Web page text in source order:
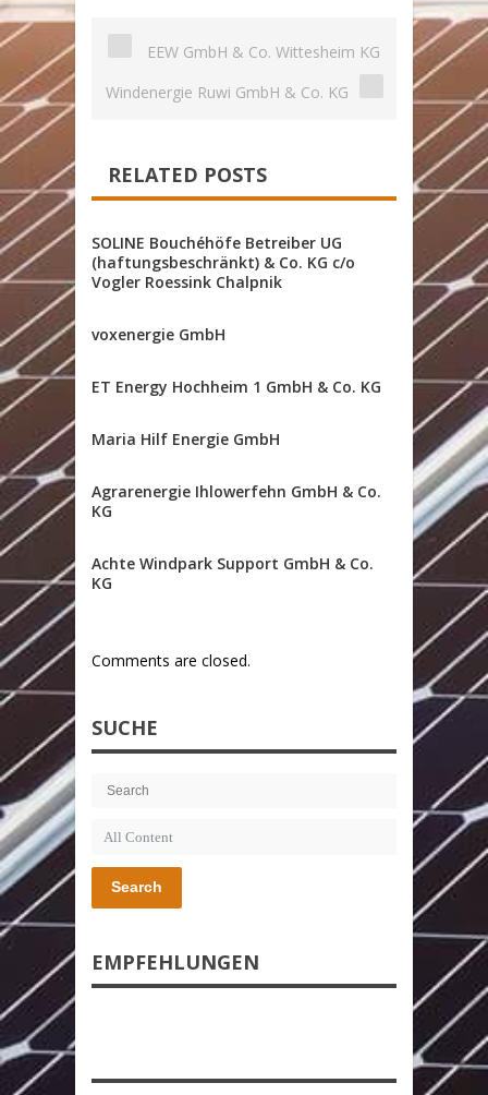
EEW GmbH & Co. Wittesheim KG
Windenergie Ruwi GmbH & Co. KG
RELATED POSTS
SOLINE Bouchéhöfe Betreiber UG
(haftungsbeschränkt) & Co. KG c/o
Vogler Roessink Chalpnik
voxenergie GmbH
ET Energy Hochheim 1 GmbH & Co. KG
Maria Hilf Energie GmbH
Agrarenergie Ihlowerfehn GmbH & Co.
KG
Achte Windpark Support GmbH & Co.
KG
Comments are closed.
SUCHE
Search
EMPFEHLUNGEN